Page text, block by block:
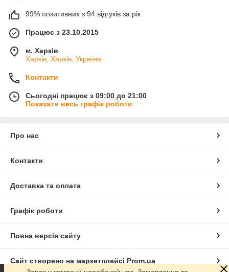
99% позитивних з 94 відгуків за рік
Працює з 23.10.2015
м. Харків
Харків, Харків, Україна
Контакти
Сьогодні працює з 09:00 до 21:00
Показати весь графік роботи
Про нас
Контакти
Доставка та оплата
Графік роботи
Повна версія сайту
Сайт створено на маркетплейсі Prom.ua